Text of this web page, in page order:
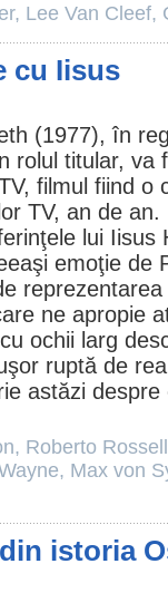
, Lee Van Cleef,
cu Iisus
(1977), în
rolul titular, va
filmul fiind o
TV, an de
lui Iisus
emoţie de
ne apropie
ochii larg
ruptă de
astăzi
, Roberto
, Max von
istoria